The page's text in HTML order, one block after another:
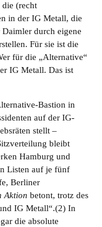
die (recht
in der IG Metall, die
durch eigene
Für sie ist die
für die „Alternative“
IG Metall. Das ist
Bastion in
auf der IG-
stellt –
bleibt
Hamburg und
Listen auf je fünf
Berliner
Aktion betont, trotz des
IG Metall“.(2) In
die absolute